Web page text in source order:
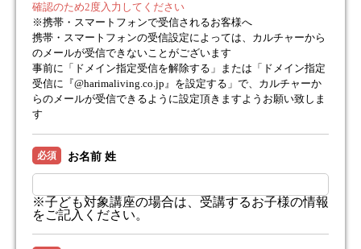
確認のため2度入力してください
※携帯・スマートフォンで受信されるお客様へ
携帯・スマートフォンの受信設定によっては、カルチャーから
のメールが受信できないことがございます
事前に「ドメイン指定受信を解除する」または「ドメイン指定
受信に『@harimaliving.co.jp』を設定する」で、カルチャーか
らのメールが受信できるように設定頂きますようお願い致しま
す
必須 お名前 姓
※子ども対象講座の場合は、受講するお子様の情報
をご記入ください。